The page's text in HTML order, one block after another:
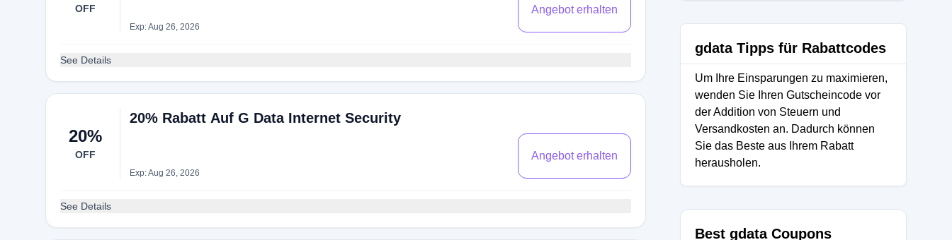
OFF
Exp: Aug 26, 2026
Angebot erhalten
See Details
20%
OFF
20% Rabatt Auf G Data Internet Security
Exp: Aug 26, 2026
Angebot erhalten
See Details
gdata Tipps für Rabattcodes
Um Ihre Einsparungen zu maximieren,
wenden Sie Ihren Gutscheincode vor
der Addition von Steuern und
Versandkosten an. Dadurch können
Sie das Beste aus Ihrem Rabatt
herausholen.
Best gdata Coupons